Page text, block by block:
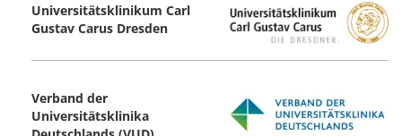
Universitätsklinikum Carl
Gustav Carus ­Dresden
Verband der
Universitätsklinika